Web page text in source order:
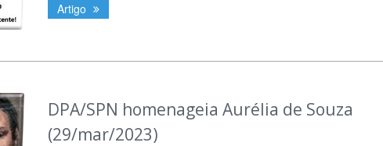
Artigo
DPA/SPN homenageia Aurélia de Souza
(29/mar/2023)